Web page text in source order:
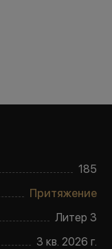
185
Притяжение
Литер 3
3 кв. 2026 г.